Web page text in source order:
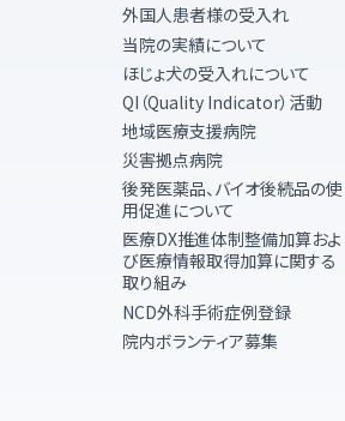
外国人患者様の受入れ
当院の実績について
ほじょ犬の受入れについて
QI（Quality Indicator）活動
地域医療支援病院
災害拠点病院
後発医薬品、バイオ後続品の使
用促進について
医療DX推進体制整備加算およ
び医療情報取得加算に関する
取り組み
NCD外科手術症例登録
院内ボランティア募集